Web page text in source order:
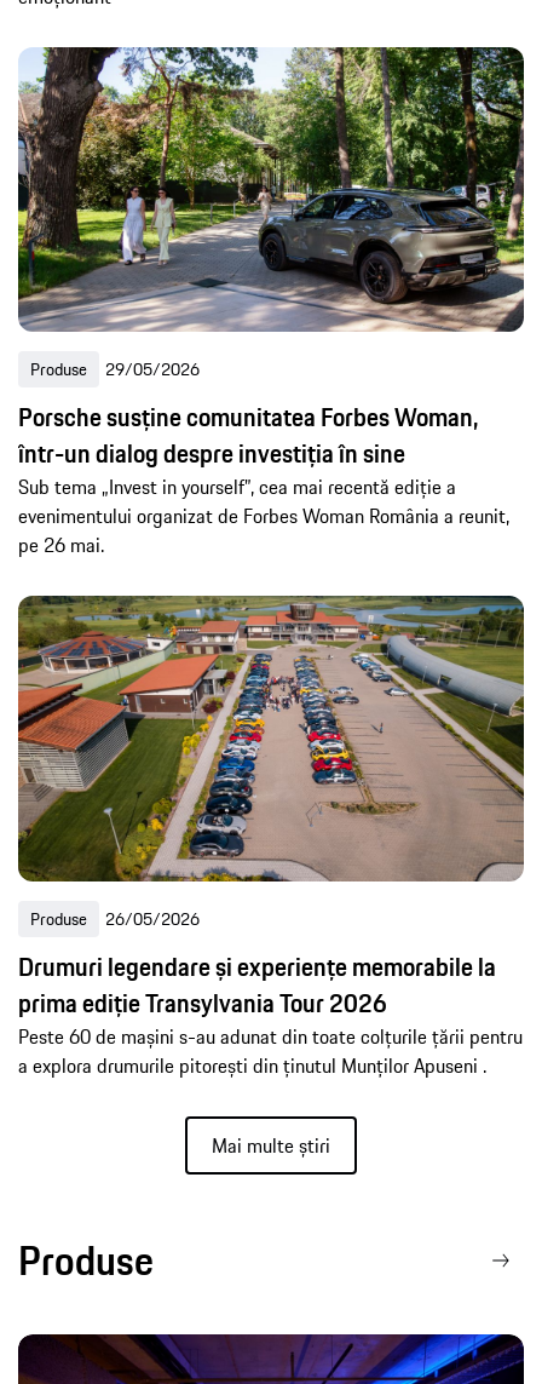
Produse 29/05/2026
Porsche susține comunitatea Forbes Woman,
într-un dialog despre investiția în sine
Sub tema „Invest in yourself”, cea mai recentă ediție a
evenimentului organizat de Forbes Woman România a reunit,
pe 26 mai.
Produse 26/05/2026
Drumuri legendare și experiențe memorabile la
prima ediție Transylvania Tour 2026
Peste 60 de mașini s-au adunat din toate colțurile țării pentru
a explora drumurile pitorești din ținutul Munților Apuseni .
Mai multe știri
Produse